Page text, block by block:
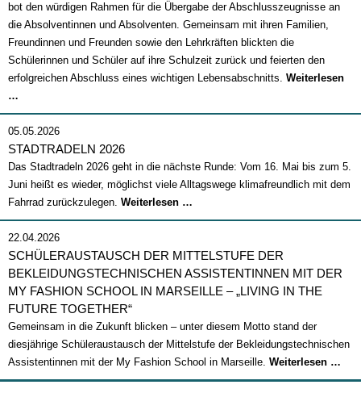
bot den würdigen Rahmen für die Übergabe der Abschlusszeugnisse an
die Absolventinnen und Absolventen. Gemeinsam mit ihren Familien,
Freundinnen und Freunden sowie den Lehrkräften blickten die
Schülerinnen und Schüler auf ihre Schulzeit zurück und feierten den
erfolgreichen Abschluss eines wichtigen Lebensabschnitts. Weiterlesen
…
2026
05.05.2026
STADTRADELN 2026
Das Stadtradeln 2026 geht in die nächste Runde: Vom 16. Mai bis zum 5.
Juni heißt es wieder, möglichst viele Alltagswege klimafreundlich mit dem
Fahrrad zurückzulegen. Weiterlesen …
2026
22.04.2026
SCHÜLERAUSTAUSCH DER MITTELSTUFE DER
BEKLEIDUNGSTECHNISCHEN ASSISTENTINNEN MIT DER
MY FASHION SCHOOL IN MARSEILLE – „LIVING IN THE
FUTURE TOGETHER“
Gemeinsam in die Zukunft blicken – unter diesem Motto stand der
diesjährige Schüleraustausch der Mittelstufe der Bekleidungstechnischen
Assistentinnen mit der My Fashion School in Marseille. Weiterlesen …
der